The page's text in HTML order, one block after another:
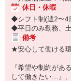
休日・休暇
◆シフト制(週2〜4
◆平日のみ勤務、
備考
★安心して働ける
『希望や制約が
して働きたい…』